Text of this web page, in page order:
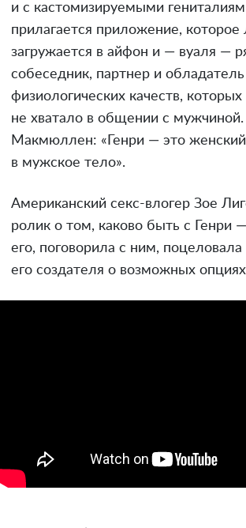
и с кастомизируемыми
прилагается приложение, которое
загружается в айфон и — вуаля —
собеседник, партнер и обладатель
физиологических качеств, которых
не хватало в общении с мужчиной.
Макмюллен: «Генри — это
в мужское тело».
Американский секс-влогер Зое
ролик о том, каково быть с Генри
его, поговорила с ним, поцеловала
его создателя о возможных